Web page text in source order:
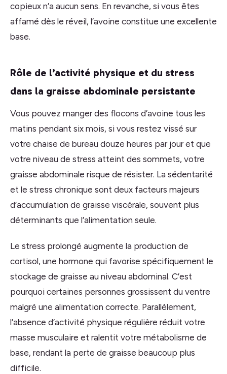
copieux n’a aucun sens. En revanche, si vous êtes
affamé dès le réveil, l’avoine constitue une excellente
base.
Rôle de l’activité physique et du stress
dans la graisse abdominale persistante
Vous pouvez manger des flocons d’avoine tous les
matins pendant six mois, si vous restez vissé sur
votre chaise de bureau douze heures par jour et que
votre niveau de stress atteint des sommets, votre
graisse abdominale risque de résister. La sédentarité
et le stress chronique sont deux facteurs majeurs
d’accumulation de graisse viscérale, souvent plus
déterminants que l’alimentation seule.
Le stress prolongé augmente la production de
cortisol, une hormone qui favorise spécifiquement le
stockage de graisse au niveau abdominal. C’est
pourquoi certaines personnes grossissent du ventre
malgré une alimentation correcte. Parallèlement,
l’absence d’activité physique régulière réduit votre
masse musculaire et ralentit votre métabolisme de
base, rendant la perte de graisse beaucoup plus
difficile.